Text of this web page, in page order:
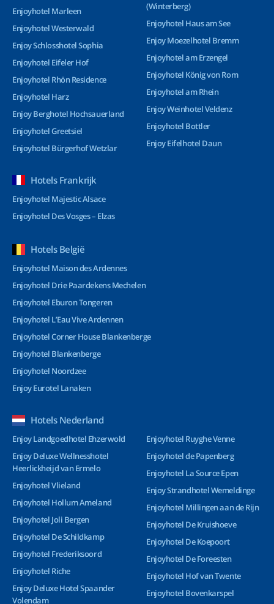
Enjoyhotel Marleen
Enjoyhotel Westerwald
Enjoy Schlosshotel Sophia
Enjoyhotel Eifeler Hof
Enjoyhotel Rhön Residence
Enjoyhotel Harz
Enjoy Berghotel Hochsauerland
Enjoyhotel Greetsiel
Enjoyhotel Bürgerhof Wetzlar
(Winterberg)
Enjoyhotel Haus am See
Enjoy Moezelhotel Bremm
Enjoyhotel am Erzengel
Enjoyhotel König von Rom
Enjoyhotel am Rhein
Enjoy Weinhotel Veldenz
Enjoyhotel Bottler
Enjoy Eifelhotel Daun
Hotels Frankrijk
Enjoyhotel Majestic Alsace
Enjoyhotel Des Vosges – Elzas
Hotels België
Enjoyhotel Maison des Ardennes
Enjoyhotel Drie Paardekens Mechelen
Enjoyhotel Eburon Tongeren
Enjoyhotel L’Eau Vive Ardennen
Enjoyhotel Corner House Blankenberge
Enjoyhotel Blankenberge
Enjoyhotel Noordzee
Enjoy Eurotel Lanaken
Hotels Nederland
Enjoy Landgoedhotel Ehzerwold
Enjoy Deluxe Wellnesshotel
Heerlickheijd van Ermelo
Enjoyhotel Vlieland
Enjoyhotel Hollum Ameland
Enjoyhotel Joli Bergen
Enjoyhotel De Schildkamp
Enjoyhotel Frederiksoord
Enjoyhotel Riche
Enjoy Deluxe Hotel Spaander
Volendam
Enjoyhotel Ruyghe Venne
Enjoyhotel de Papenberg
Enjoyhotel La Source Epen
Enjoy Strandhotel Wemeldinge
Enjoyhotel Millingen aan de Rijn
Enjoyhotel De Kruishoeve
Enjoyhotel De Koepoort
Enjoyhotel De Foreesten
Enjoyhotel Hof van Twente
Enjoyhotel Bovenkarspel